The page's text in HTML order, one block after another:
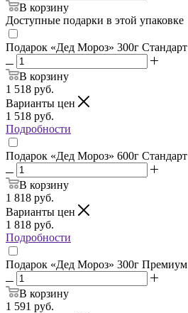
В корзину
Доступные подарки в этой упаковке
Подарок «Дед Мороз» 300г Стандарт
В корзину
1 518 руб.
Варианты цен
1 518 руб.
Подробности
Подарок «Дед Мороз» 600г Стандарт
В корзину
1 818 руб.
Варианты цен
1 818 руб.
Подробности
Подарок «Дед Мороз» 300г Премиум
В корзину
1 591 руб.